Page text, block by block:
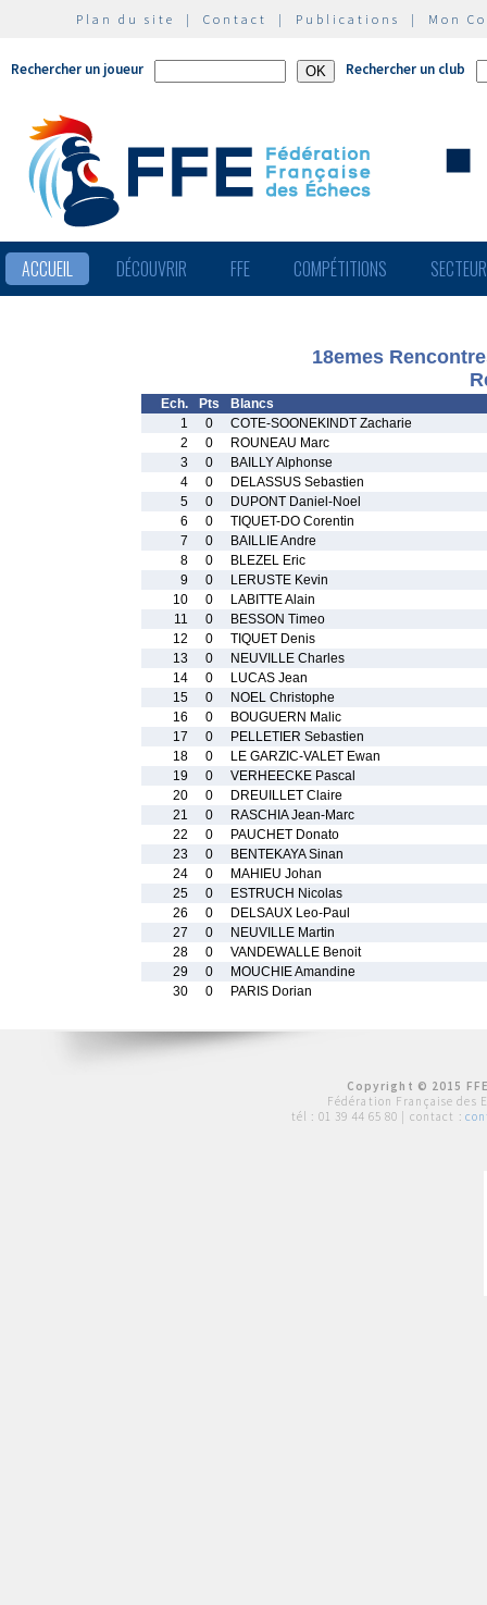
Plan du site | Contact | Publications | Mon
Rechercher un joueur Rechercher un club
ACCUEIL DÉCOUVRIR FFE COMPÉTITIONS
18emes
Ech. Pts
Blancs
1
0
COTE-SOONEKINDT Zacharie
2
0
ROUNEAU Marc
3
0
BAILLY Alphonse
4
0
DELASSUS Sebastien
5
0
DUPONT Daniel-Noel
6
0
TIQUET-DO Corentin
7
0
BAILLIE Andre
8
0
BLEZEL Eric
9
0
LERUSTE Kevin
10
0
LABITTE Alain
11
0
BESSON Timeo
12
0
TIQUET Denis
13
0
NEUVILLE Charles
14
0
LUCAS Jean
15
0
NOEL Christophe
16
0
BOUGUERN Malic
17
0
PELLETIER Sebastien
18
0
LE GARZIC-VALET Ewan
19
0
VERHEECKE Pascal
20
0
DREUILLET Claire
21
0
RASCHIA Jean-Marc
22
0
PAUCHET Donato
23
0
BENTEKAYA Sinan
24
0
MAHIEU Johan
25
0
ESTRUCH Nicolas
26
0
DELSAUX Leo-Paul
27
0
NEUVILLE Martin
28
0
VANDEWALLE Benoit
29
0
MOUCHIE Amandine
30
0 PARIS Dorian
Copyright © 2015
Fédération Française des
tél : 01 39 44 65 80 | contact :